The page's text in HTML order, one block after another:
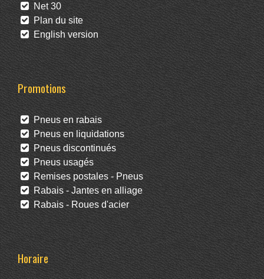
Net 30
Plan du site
English version
Promotions
Pneus en rabais
Pneus en liquidations
Pneus discontinués
Pneus usagés
Remises postales - Pneus
Rabais - Jantes en alliage
Rabais - Roues d'acier
Horaire